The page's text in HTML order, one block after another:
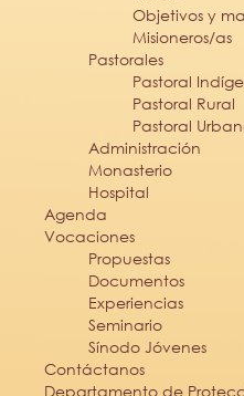
Objetivos y
Misioneros/as
Pastorales
Pastoral
Pastoral Rural
Pastoral
Administración
Monasterio
Hospital
Agenda
Vocaciones
Propuestas
Documentos
Experiencias
Seminario
Sínodo Jóvenes
Contáctanos
Departamento de